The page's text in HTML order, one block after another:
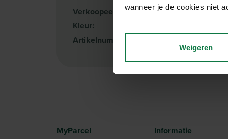
wanneer je de cookies niet
Weigeren
Verkoopeenheid:
Kleur:
Artikelnummer:
Per bundel van 24
MyParcel Informatie